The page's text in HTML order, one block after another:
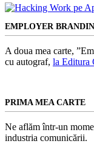
EMPLOYER
A doua mea carte,
cu autograf, la Editura
PRIMA MEA CARTE
Ne aflăm într-un
industria comunicării.